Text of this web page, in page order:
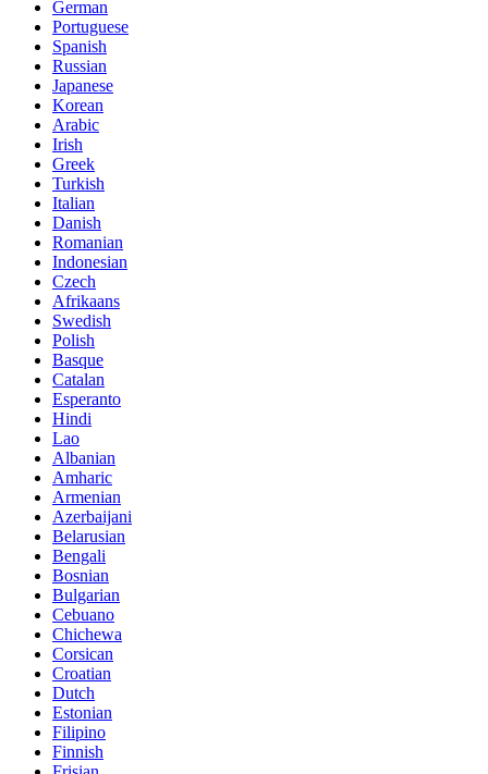
German
Portuguese
Spanish
Russian
Japanese
Korean
Arabic
Irish
Greek
Turkish
Italian
Danish
Romanian
Indonesian
Czech
Afrikaans
Swedish
Polish
Basque
Catalan
Esperanto
Hindi
Lao
Albanian
Amharic
Armenian
Azerbaijani
Belarusian
Bengali
Bosnian
Bulgarian
Cebuano
Chichewa
Corsican
Croatian
Dutch
Estonian
Filipino
Finnish